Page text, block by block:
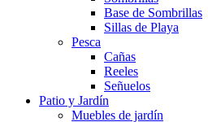
Base de Sombrillas
Sillas de Playa
Pesca
Cañas
Reeles
Señuelos
Patio y Jardín
Muebles de jardín